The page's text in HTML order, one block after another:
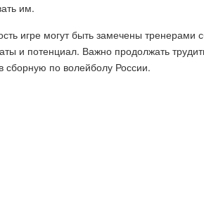
им.
игре могут быть замечены тренерами
и потенциал. Важно продолжать
по волейболу России.